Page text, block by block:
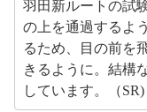
羽田新ルートの試
の上を通過するよ
るため、目の前を
きるように。結構
しています。（SR)